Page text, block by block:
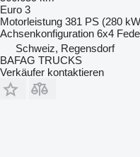
Euro 3
Motorleistung 381 PS (280
Achsenkonfiguration 6x4
Schweiz, Regensdorf
BAFAG TRUCKS
Verkäufer kontaktieren